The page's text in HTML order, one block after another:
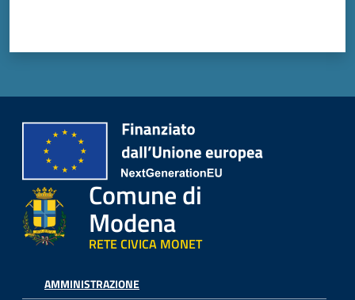
Comune di
Modena
RETE CIVICA MONET
AMMINISTRAZIONE